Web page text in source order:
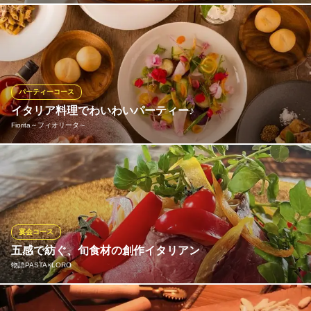
新潟県新潟市中央区米山1-9-3 鈴木ビル1F
パスタは、各種4種類の他、コース料理では『シェフおまかせパス
タ』も！一度食べたら、リピート確定のパスタ。ご賞味くださ
い！
大衆イタリアン居酒屋★●（ほしまる）
大衆イタリアン居酒屋
ＪＲ新潟駅 徒歩6分
新潟県新潟市中央区弁天1-4-29 IMAビル6F
イタリア料理でわいわいパーティー♪
Fiorita～フィオリータ～
パーティーコース
お一人様10,000円パーティーコースをご用意！貸切は10名様から
ご相談ください♪結婚式の2次会や会社宴会など宴会は貸切で！ も
ちろん少人数の宴会もＯＫ！ちょっとリッチな女子会や友人との
飲み会に2時間飲み放題付コースがオススメです！皆でワイワイ楽
しくパーティー★
Fiorita～フィオリータ～
イタリア料理店
ＪＲ新潟駅 徒歩4分
新潟県新潟市中央区米山1-7-1 シーアンドディービル
五感で紡ぐ、旬食材の創作イタリアン
物語PASTA×LORO
宴会コース
大切な方と過ごす時間を彩る、物語性溢れるパーティプランをご